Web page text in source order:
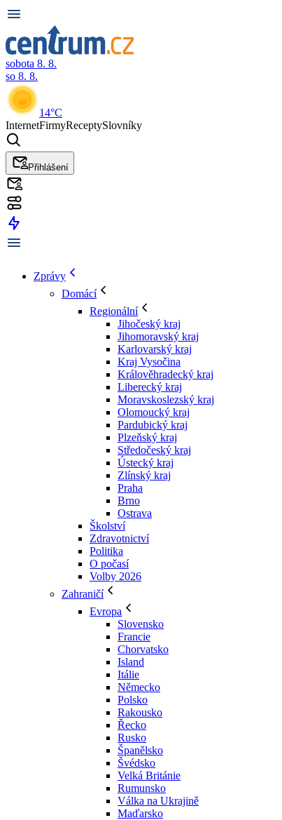
sobota 8. 8.
so 8. 8.
14°C
InternetFirmyReceptySlovníky
Přihlášení
Zprávy
Domácí
Regionální
Jihočeský kraj
Jihomoravský kraj
Karlovarský kraj
Kraj Vysočina
Králověhradecký kraj
Liberecký kraj
Moravskoslezský kraj
Olomoucký kraj
Pardubický kraj
Plzeňský kraj
Středočeský kraj
Ústecký kraj
Zlínský kraj
Praha
Brno
Ostrava
Školství
Zdravotnictví
Politika
O počasí
Volby 2026
Zahraničí
Evropa
Slovensko
Francie
Chorvatsko
Island
Itálie
Německo
Polsko
Rakousko
Řecko
Rusko
Španělsko
Švédsko
Velká Británie
Rumunsko
Válka na Ukrajině
Maďarsko